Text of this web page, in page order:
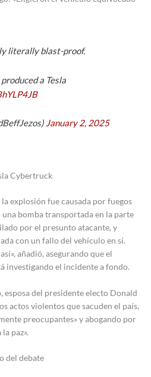
literally blast-proof.
a Tesla
January 2, 2025
Cybertruck
explosión fue causada por fuegos
bomba transportada en la parte
por el presunto atacante, y
con un fallo del vehículo en sí.
añadió, asegurando que el
investigando el incidente a fondo.
esposa del presidente electo Donald
actos violentos que sacuden el país,
preocupantes» y abogando por
paz».
del debate